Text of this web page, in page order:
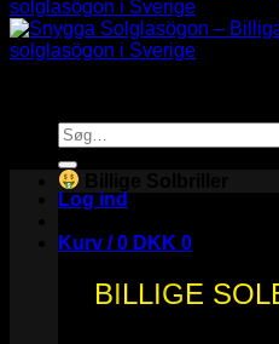
Søg
efter:
Log ind
Kurv /0 DKK 0
BILLIGE